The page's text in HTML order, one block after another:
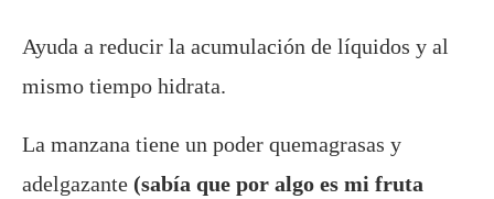
Ayuda a reducir la acumulación de líquidos y al
mismo tiempo hidrata.
La manzana tiene un poder quemagrasas y
adelgazante (sabía que por algo es mi fruta